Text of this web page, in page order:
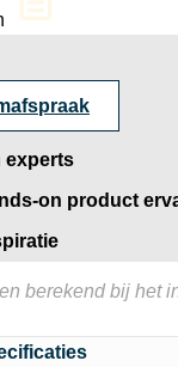
experts
on product
berekend bij het